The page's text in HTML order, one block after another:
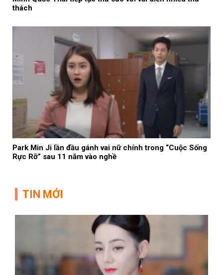
thách
Park Min Ji lần đầu gánh vai nữ chính trong “Cuộc Sống
Rực Rỡ” sau 11 năm vào nghề
TIN MỚI